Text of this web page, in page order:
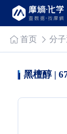
首页 分子
黑檀醇 |